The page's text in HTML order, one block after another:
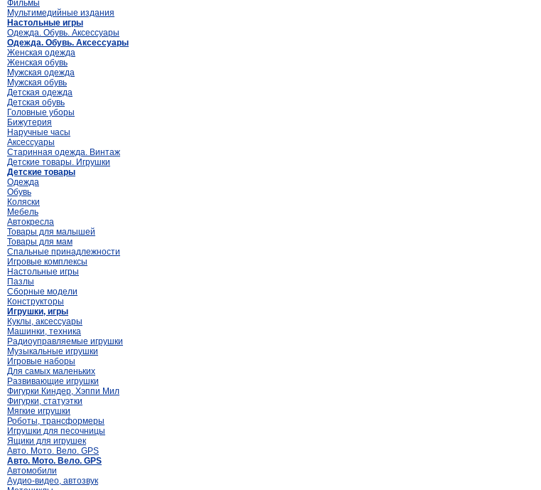
Фильмы
Мультимедийные издания
Настольные игры
Одежда. Обувь. Аксессуары
Одежда. Обувь. Аксессуары
Женская одежда
Женская обувь
Мужская одежда
Мужская обувь
Детская одежда
Детская обувь
Головные уборы
Бижутерия
Наручные часы
Аксессуары
Старинная одежда. Винтаж
Детские товары. Игрушки
Детские товары
Одежда
Обувь
Коляски
Мебель
Автокресла
Товары для малышей
Товары для мам
Спальные принадлежности
Игровые комплексы
Настольные игры
Пазлы
Сборные модели
Конструкторы
Игрушки, игры
Куклы, аксессуары
Машинки, техника
Радиоуправляемые игрушки
Музыкальные игрушки
Игровые наборы
Для самых маленьких
Развивающие игрушки
Фигурки Киндер, Хэппи Мил
Фигурки, статуэтки
Мягкие игрушки
Роботы, трансформеры
Игрушки для песочницы
Ящики для игрушек
Авто. Мото. Вело. GPS
Авто. Мото. Вело. GPS
Автомобили
Аудио-видео, автозвук